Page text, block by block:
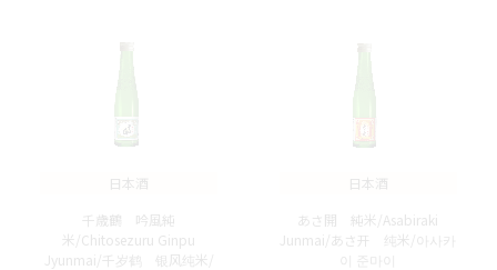
日本酒
千歳鶴 吟風純
米/Chitosezuru Ginpu
Jyunmai/千岁鹤 银风纯米/
日本酒
あさ開 純米/Asabiraki
Junmai/あさ开 纯米/아사카